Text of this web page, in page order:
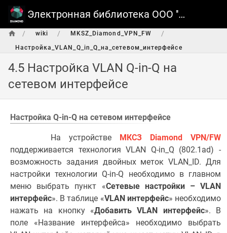
Электронная библиотека ООО ''ТСC''
/ wiki / MKSZ_Diamond_VPN_FW /
Настройка_VLAN_Q_in_Q_на_сетевом_интерфейсе
4.5 Настройка VLAN Q-in-Q на
сетевом интерфейсе
Настройка Q-in-Q на сетевом интерфейсе
На устройстве МКСЗ Diamond VPN/FW
поддерживается технология VLAN Q-in_Q (802.1ad) -
возможность задания двойных меток VLAN_ID. Для
настройки технологии Q-in-Q необходимо в главном
меню выбрать пункт «Сетевые настройки – VLAN
интерфейс». В таблице «VLAN интерфейс» необходимо
нажать на кнопку «Добавить VLAN интерфейс». В
поле «Название интерфейса» необходимо выбрать